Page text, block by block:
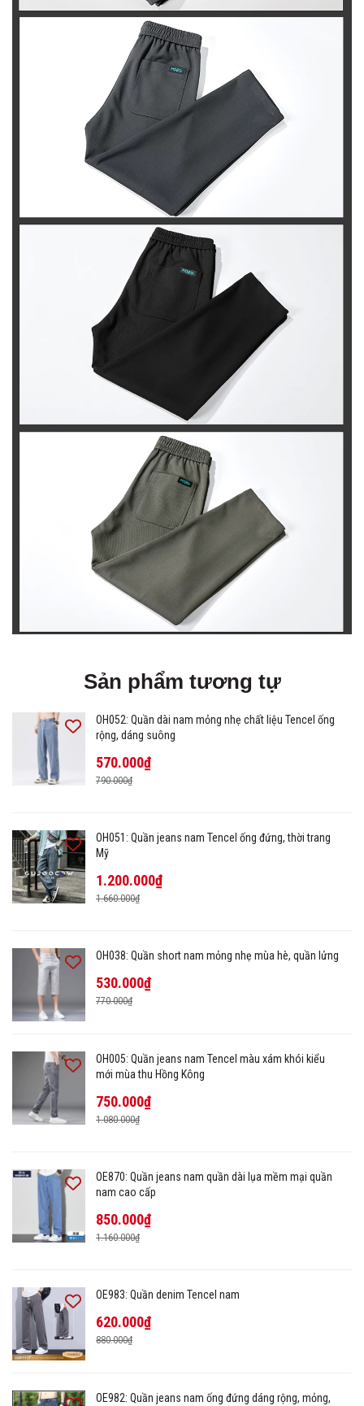
Sản phẩm tương tự
OH052: Quần dài nam mỏng nhẹ chất liệu Tencel ống
rộng, dáng suông
570.000₫
790.000₫
OH051: Quần jeans nam Tencel ống đứng, thời trang
Mỹ
1.200.000₫
1.660.000₫
OH038: Quần short nam mỏng nhẹ mùa hè, quần lửng
530.000₫
770.000₫
OH005: Quần jeans nam Tencel màu xám khói kiểu
mới mùa thu Hồng Kông
750.000₫
1.080.000₫
OE870: Quần jeans nam quần dài lụa mềm mại quần
nam cao cấp
850.000₫
1.160.000₫
OE983: Quần denim Tencel nam
620.000₫
880.000₫
OE982: Quần jeans nam ống đứng dáng rộng, mỏng,